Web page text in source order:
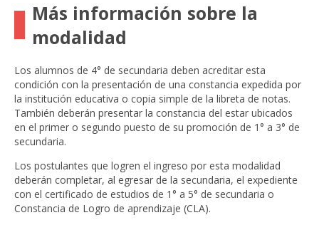
Más información sobre la
modalidad
Los alumnos de 4° de secundaria deben acreditar esta
condición con la presentación de una constancia expedida por
la institución educativa o copia simple de la libreta de notas.
También deberán presentar la constancia del estar ubicados
en el primer o segundo puesto de su promoción de 1° a 3° de
secundaria.
Los postulantes que logren el ingreso por esta modalidad
deberán completar, al egresar de la secundaria, el expediente
con el certificado de estudios de 1° a 5° de secundaria o
Constancia de Logro de aprendizaje (CLA).